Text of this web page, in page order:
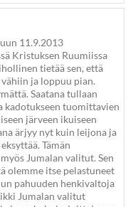
11.9.2013
Kristuksen Ruumiissa
tietää sen, että
vähiin ja loppuu pian.
Saatana tullaan
kadotukseen tuomittavien
järveen ikuiseen
ärjyy nyt kuin leijona ja
Tämän
Jumalan valitut. Sen
olemme itse pelastuneet
pahuuden henkivaltoja
Jumalan valitut